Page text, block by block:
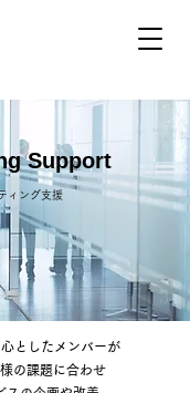
Support
ィング支援
としたメンバーが
の課題に合わせ